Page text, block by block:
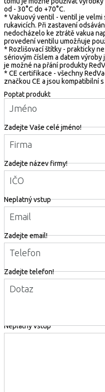
od - 30°C do +70°C.
* Vakuový ventil - ventil je
rukavicích. Při zastavení
nedocházelo ke ztrátě vakua
provedení ventilu umožňuje
* Rozlišovací štítky - prakticky
sériovým číslem a datem výroby
je možné na přání produkty
* CE certifikace - všechny
značkou CE a jsou kompatibilní s
Poptat produkt
Jméno
Zadejte Vaše celé jméno!
Firma
Zadejte název firmy!
IČO
Neplatný vstup
Email
Zadejte email!
Telefon
Zadejte telefon!
Dotaz
Neplatný vstup